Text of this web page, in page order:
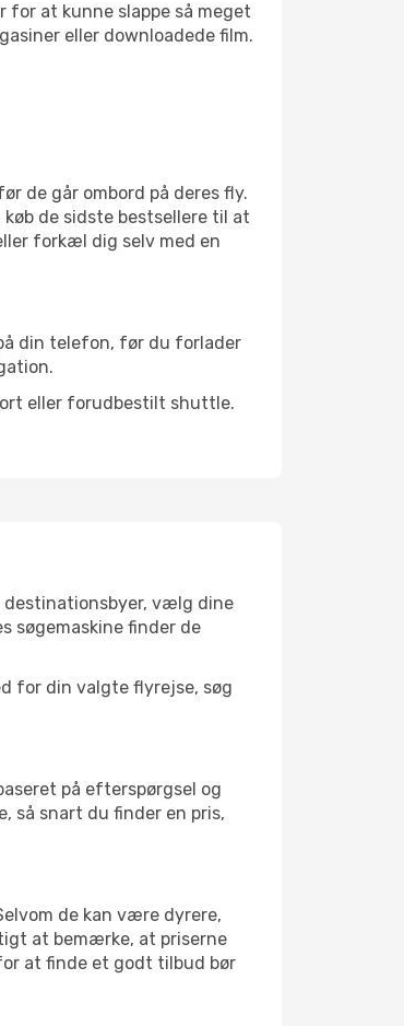
for at kunne slappe så meget
eller downloadede film.
de går ombord på deres fly.
de sidste bestsellere til at
forkæl dig selv med en
din telefon, før du forlader
eller forudbestilt shuttle.
destinationsbyer, vælg dine
søgemaskine finder de
for din valgte flyrejse, søg
på efterspørgsel og
så snart du finder en pris,
de kan være dyrere,
at bemærke, at priserne
at finde et godt tilbud bør